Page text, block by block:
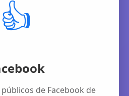
👍
de Facebook de